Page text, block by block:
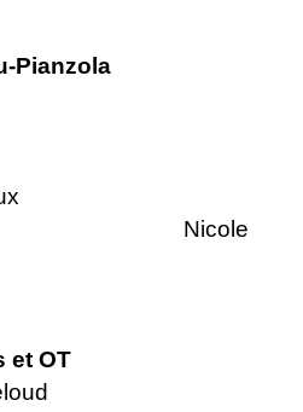
Pianzola
Nicole
et OT